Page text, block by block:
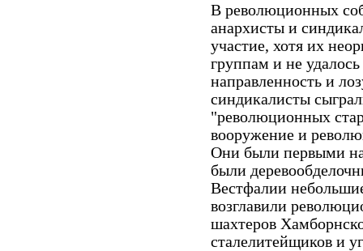
В революционных
анархисты и
участие, хотя их
группам и не
направленность и
синдикалисты
"революционных
вооружение и
Они были первыми
были
Вестфалии
возглавили
шахтеров
сталелитейщиков и